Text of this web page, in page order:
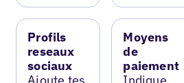
Profils
reseaux
sociaux
Ajoute tes
Moyens
de
paiement
Indique